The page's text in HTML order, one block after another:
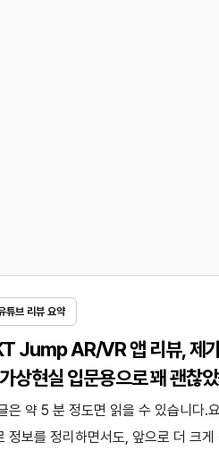
튜브 리뷰 요약
Jump AR/VR 앱 리뷰, 제
상현실 입문용으로 꽤 괜찮
은 약 5 분 정도면 읽을 수 있습니다.
정보를 정리하면서도, 앞으로 더 크게